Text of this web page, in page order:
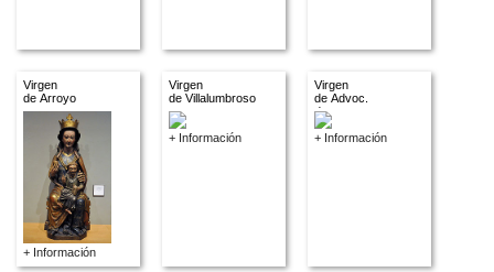
Virgen
de Arroyo
+ Información
Virgen
de Villalumbroso
+ Información
Virgen
de Advoc.
descon.
+ Información